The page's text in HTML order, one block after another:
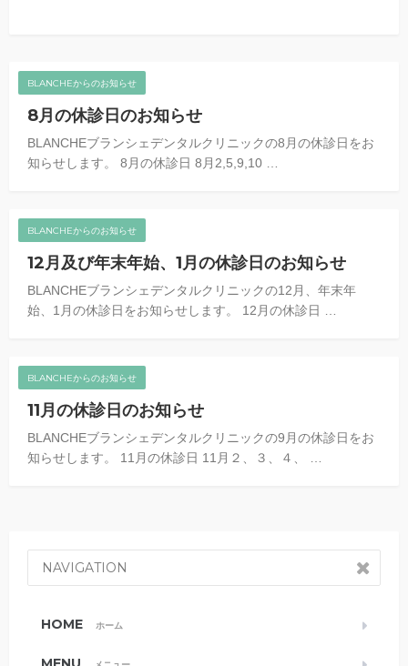
BLANCHEからのお知らせ
8月の休診日のお知らせ
BLANCHEブランシェデンタルクリニックの8月の休診日をお
知らせします。 8月の休診日 8月2,5,9,10 …
BLANCHEからのお知らせ
12月及び年末年始、1月の休診日のお知らせ
BLANCHEブランシェデンタルクリニックの12月、年末年
始、1月の休診日をお知らせします。 12月の休診日 …
BLANCHEからのお知らせ
11月の休診日のお知らせ
BLANCHEブランシェデンタルクリニックの9月の休診日をお
知らせします。 11月の休診日 11月２、３、４、 …
NAVIGATION
HOME ホーム